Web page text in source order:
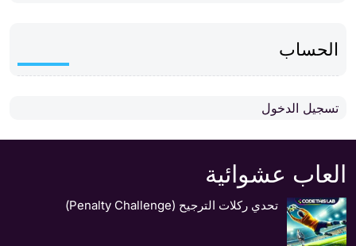
الحساب
تسجيل الدخول
العاب عشوائية
تحدي ركلات الترجيح (Penalty Challenge)